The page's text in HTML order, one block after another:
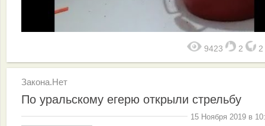
9423 2 2
Закона.Нет
По уральскому егерю открыли стрельбу
15 Ноября 2019 в